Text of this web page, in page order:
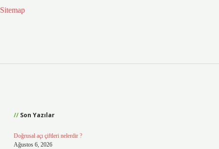
Sitemap
Son Yazılar
Doğrusal açı çiftleri nelerdir ?
Ağustos 6, 2026